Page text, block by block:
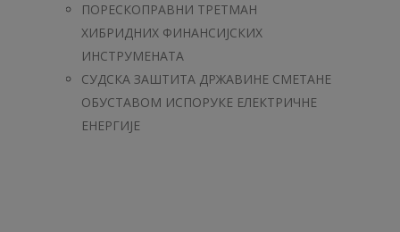
ПОРЕСКОПРАВНИ ТРЕТМАН
ХИБРИДНИХ ФИНАНСИЈСКИХ
ИНСТРУМЕНАТА
СУДСКА ЗАШТИТА ДРЖАВИНЕ СМЕТАНЕ
ОБУСТАВОМ ИСПОРУКЕ ЕЛЕКТРИЧНЕ
ЕНЕРГИЈЕ